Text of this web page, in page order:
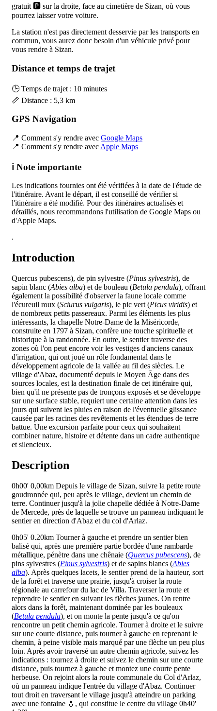
gratuit 🅿️ sur la droite, face au cimetière de Sizan, où vous
pourrez laisser votre voiture.
La station n'est pas directement desservie par les transports en
commun, vous aurez donc besoin d'un véhicule privé pour
vous rendre à Sizan.
Distance et temps de trajet
🕒 Temps de trajet : 10 minutes
📏 Distance : 5,3 km
GPS Navigation
📍 Comment s'y rendre avec Google Maps
📍 Comment s'y rendre avec Apple Maps
ℹ️ Note importante
Les indications fournies ont été vérifiées à la date de l'étude de
l'itinéraire. Avant le départ, il est conseillé de vérifier si
l'itinéraire a été modifié. Pour des itinéraires actualisés et
détaillés, nous recommandons l'utilisation de Google Maps ou
d'Apple Maps.
.
Introduction
Quercus pubescens), de pin sylvestre (Pinus sylvestris), de
sapin blanc (Abies alba) et de bouleau (Betula pendula), offrant
également la possibilité d'observer la faune locale comme
l'écureuil roux (Sciurus vulgaris), le pic vert (Picus viridis) et
de nombreux petits passereaux. Parmi les éléments les plus
intéressants, la chapelle Notre-Dame de la Miséricorde,
construite en 1797 à Sizan, confère une touche spirituelle et
historique à la randonnée. En outre, le sentier traverse des
zones où l'on peut encore voir les vestiges d'anciens canaux
d'irrigation, qui ont joué un rôle fondamental dans le
développement agricole de la vallée au fil des siècles. Le
village d'Abaz, documenté depuis le Moyen Âge dans des
sources locales, est la destination finale de cet itinéraire qui,
bien qu'il ne présente pas de tronçons exposés et se développe
sur une surface stable, requiert une certaine attention dans les
jours qui suivent les pluies en raison de l'éventuelle glissance
causée par les racines des revêtements et les étendues de terre
battue. Une excursion parfaite pour ceux qui souhaitent
combiner nature, histoire et détente dans un cadre authentique
et silencieux.
Description
0h00' 0,00km Depuis le village de Sizan, suivre la petite route
goudronnée qui, peu après le village, devient un chemin de
terre. Continuer jusqu'à la jolie chapelle dédiée à Notre-Dame
de Mercede, près de laquelle se trouve un panneau indiquant le
sentieren direction d'Abaz et du col d'Arlaz.
0h05' 0.20km Tourner à gauche et prendre un sentier bien
balisé qui, après une première partie bordée d'une rambarde
métallique, pénètre dans une chênaie (Quercus pubescens), de
pins sylvestres (Pinus sylvestris) et de sapins blancs (Abies
alba). Après quelques lacets, le sentier prend de la hauteur, sort
de la forêt et traverse une prairie, jusqu'à croiser la route
régionale au carrefour du lac de Villa. Traverser la route et
reprendre le sentier en suivant les flèches jaunes. On rentre
alors dans la forêt, maintenant dominée par les bouleaux
(Betula pendula), et on monte la pente jusqu'à ce qu'on
rencontre un petit chemin agricole. Tourner à droite et le suivre
sur une courte distance, puis tourner à gauche en reprenant le
chemin, à peine visible mais marqué par une flèche un peu plus
loin. Après avoir traversé un autre chemin agricole, suivez les
indications : tournez à droite et suivez le chemin sur une courte
distance, puis tournez à gauche et montez une courte pente
herbeuse. On rejoint alors la route communale du Col d'Arlaz,
où un panneau indique l'entrée du village d'Abaz. Continuer
tout droit en traversant le village jusqu'à atteindre un parking
avec une fontaine 💧, qui constitue le centre du village 0h40'